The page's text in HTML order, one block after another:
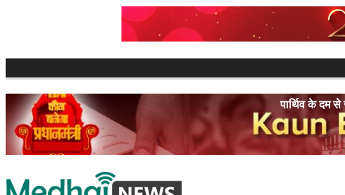
पार्थिव के दम से जीता RCB